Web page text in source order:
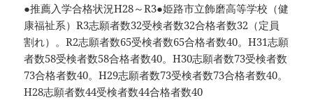
●推薦入学合格状況H28～R3●姫路市立飾磨高等学校（健
康福祉系）R3志願者数32受検者数32合格者数32（定員
割れ）。R2志願者数65受検者数65合格者数40。H31志願
者数58受検者数58合格者数40。H30志願者数73受検者数
73合格者数40。H29志願者数73受検者数73合格者数40。
H28志願者数44受検者数44合格者数40